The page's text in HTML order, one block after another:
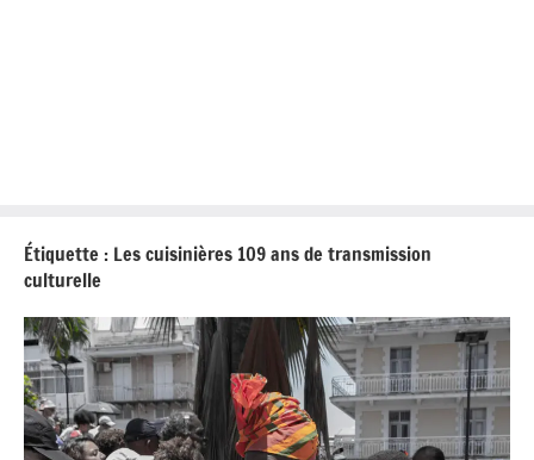
Étiquette : Les cuisinières 109 ans de transmission
culturelle